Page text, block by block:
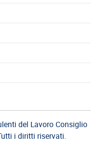
del Lavoro Consiglio
i diritti riservati.